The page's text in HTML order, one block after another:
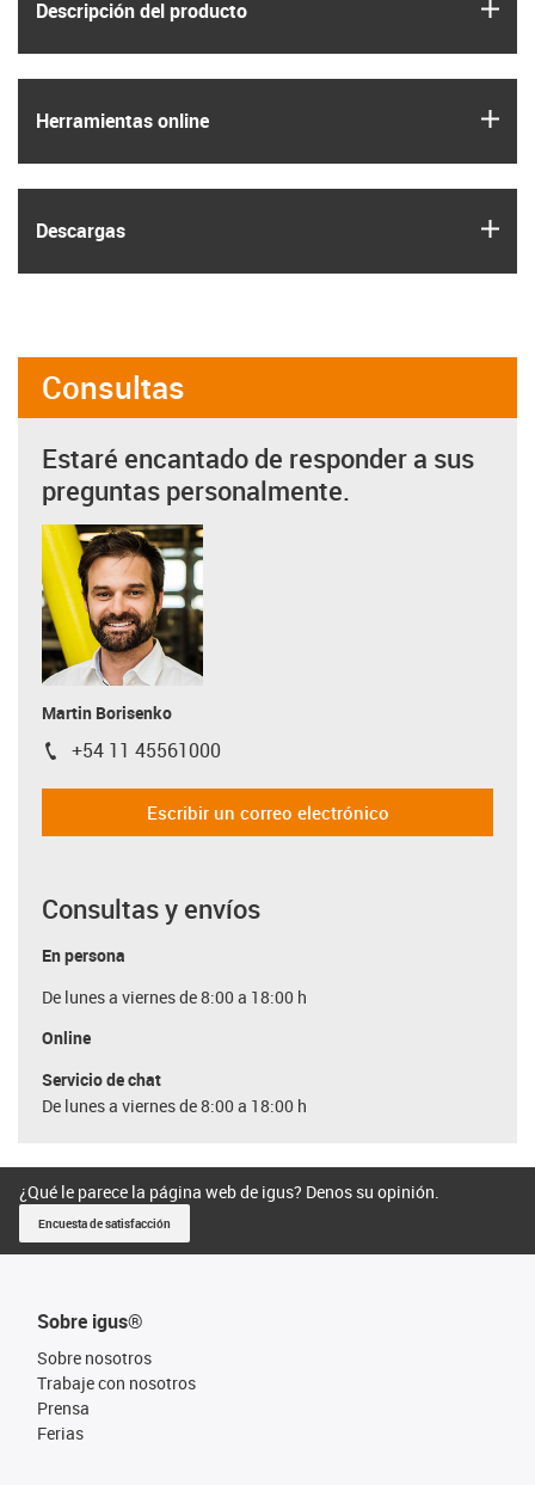
Descripción del producto
Herramientas online
Descargas
Consultas
Estaré encantado de responder a sus
preguntas personalmente.
Martin Borisenko
igus-icon-phone
+54 11 45561000
Escribir un correo electrónico
Consultas y envíos
En persona
De lunes a viernes de 8:00 a 18:00 h
Online
Servicio de chat
De lunes a viernes de 8:00 a 18:00 h
¿Qué le parece la página web de igus? Denos su opinión.
Encuesta de satisfacción
Sobre igus®
Sobre nosotros
Trabaje con nosotros
Prensa
Ferias